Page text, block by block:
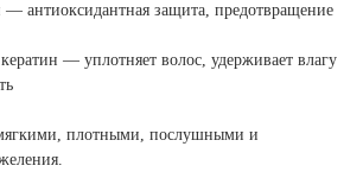
— антиоксидантная защита, предотвращение
— уплотняет волос, удерживает влагу
плотными, послушными и